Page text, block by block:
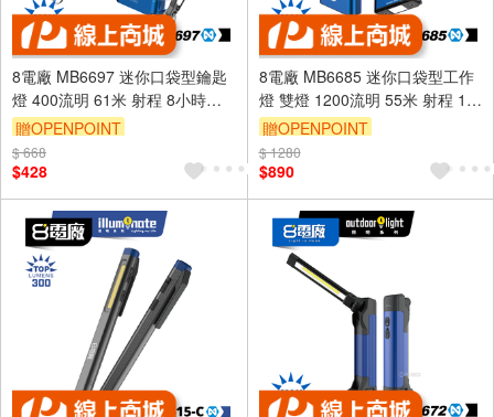
8電廠 MB6697 迷你口袋型鑰匙
燈 400流明 61米 射程 8小時續
航 磁吸 背夾 高亮 易攜帶 鑰匙扣
贈OPENPOINT
$ 668
$428
8電廠 MB6685 迷你口袋型工作
燈 雙燈 1200流明 55米 射程 12
小時續航 磁吸 背夾 高亮 易攜帶
贈OPENPOINT
$ 1280
$890